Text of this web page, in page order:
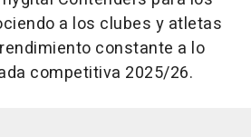
a los clubes y atletas
constante a lo
competitiva 2025/26.